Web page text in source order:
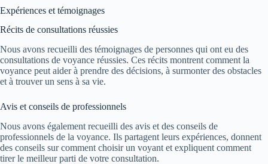
Expériences et témoignages
Récits de consultations réussies
Nous avons recueilli des témoignages de personnes qui ont eu des
consultations de voyance réussies. Ces récits montrent comment la
voyance peut aider à prendre des décisions, à surmonter des obstacles
et à trouver un sens à sa vie.
Avis et conseils de professionnels
Nous avons également recueilli des avis et des conseils de
professionnels de la voyance. Ils partagent leurs expériences, donnent
des conseils sur comment choisir un voyant et expliquent comment
tirer le meilleur parti de votre consultation.